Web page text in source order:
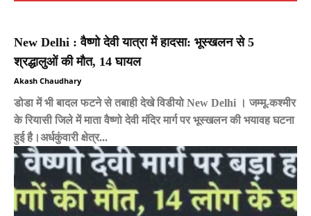
New Delhi : वैष्णो देवी यात्रा में हादसा: भूस्खलन से 5
श्रद्धालुओं की मौत, 14 घायल
Akash Chaudhary
डोडा में भी बादल फटने से तबाही देखे विडीयो New Delhi । जम्मू-कश्मीर
के रियासी जिले में माता वैष्णो देवी मंदिर मार्ग पर भूस्खलन की भयावह घटना
हुई है।अर्धकुंवारी क्षेत्र...